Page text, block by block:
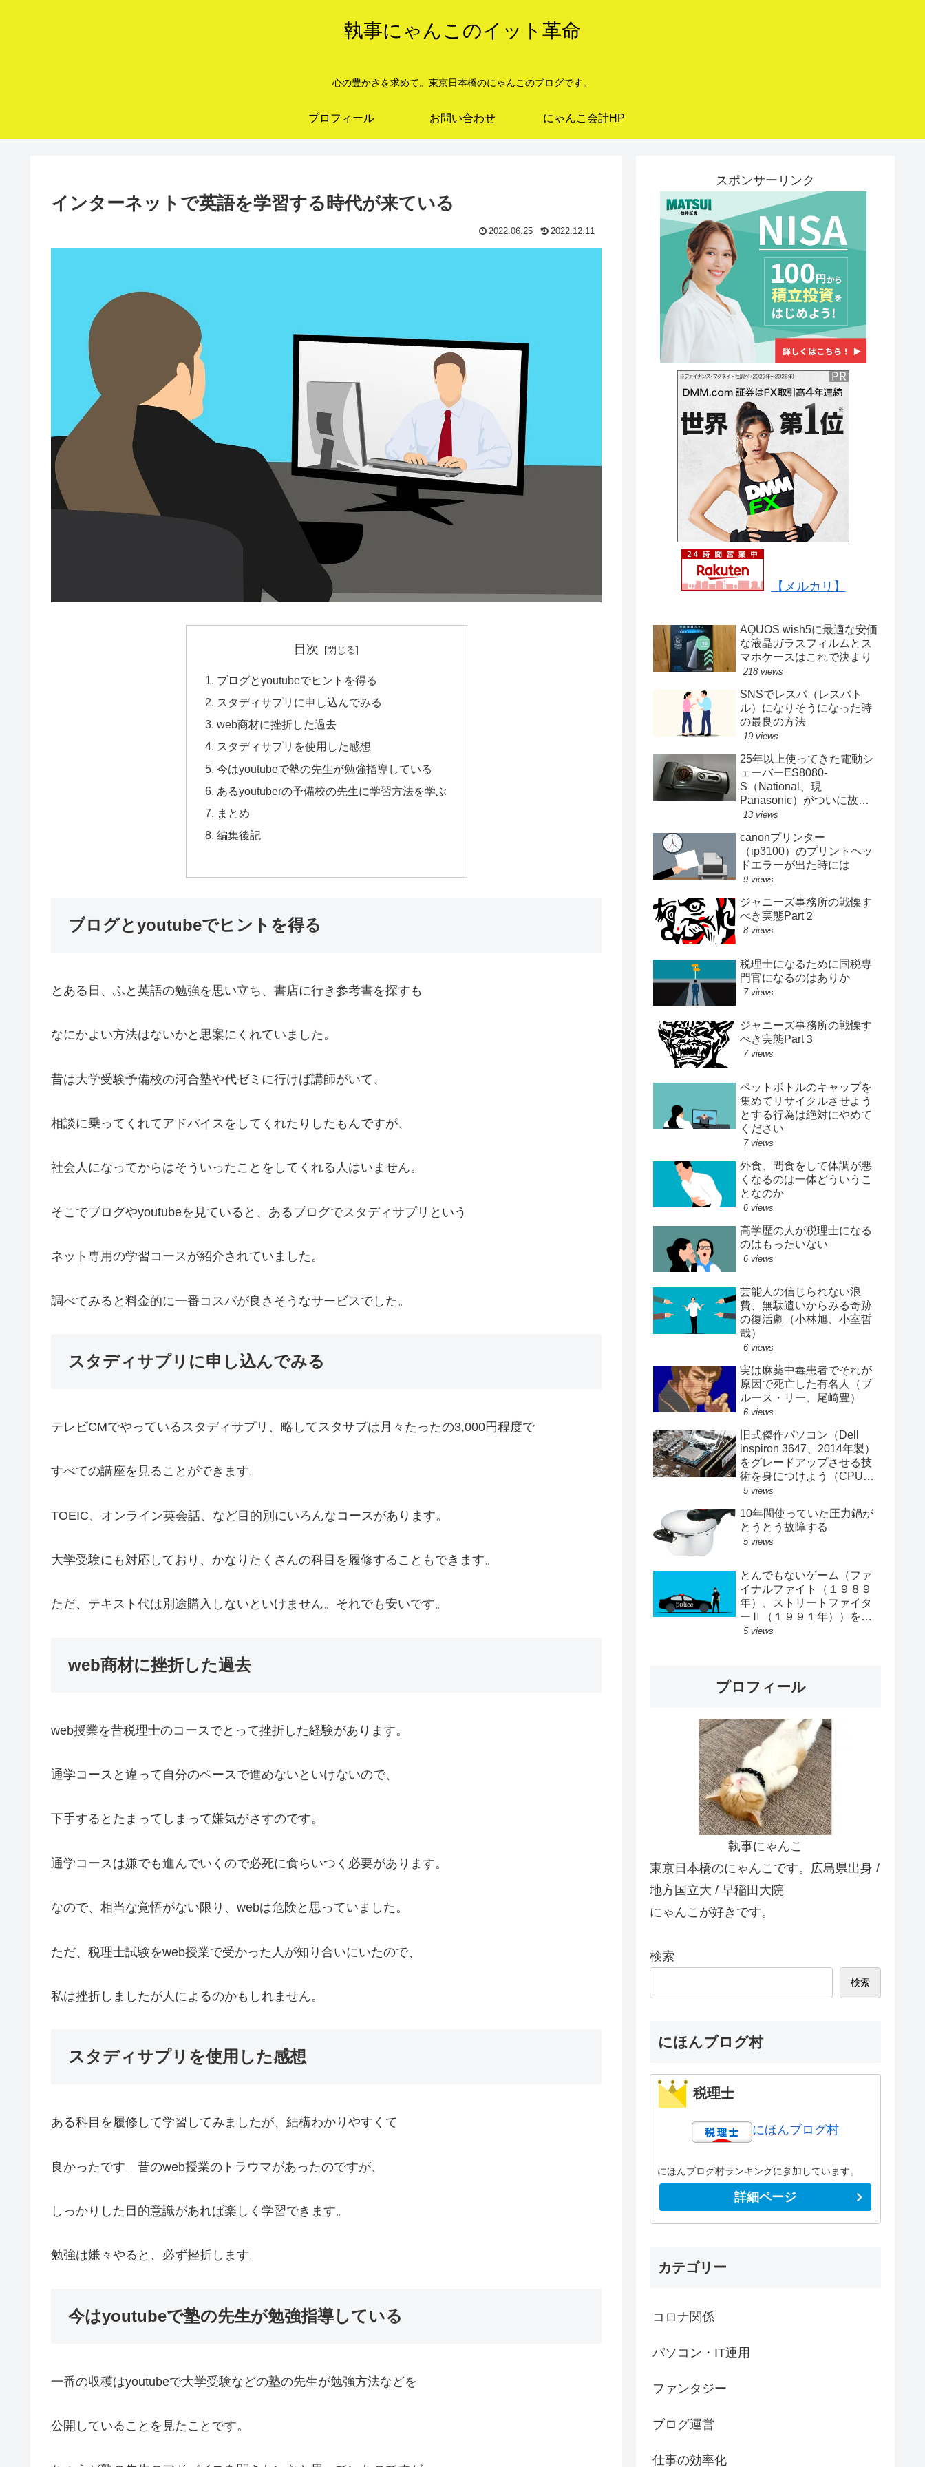
執事にゃんこのイット革命
心の豊かさを求めて。東京日本橋のにゃんこのブログです。
プロフィール お問い合わせ にゃんこ会計HP
インターネットで英語を学習する時代が来ている
2022.06.25 2022.12.11
目次
ブログとyoutubeでヒントを得る
スタディサプリに申し込んでみる
web商材に挫折した過去
スタディサプリを使用した感想
今はyoutubeで塾の先生が勉強指導している
あるyoutuberの予備校の先生に学習方法を学ぶ
まとめ
編集後記
ブログとyoutubeでヒントを得る
とある日、ふと英語の勉強を思い立ち、書店に行き参考書を探すも
なにかよい方法はないかと思案にくれていました。
昔は大学受験予備校の河合塾や代ゼミに行けば講師がいて、
相談に乗ってくれてアドバイスをしてくれたりしたもんですが、
社会人になってからはそういったことをしてくれる人はいません。
そこでブログやyoutubeを見ていると、あるブログでスタディサプリという
ネット専用の学習コースが紹介されていました。
調べてみると料金的に一番コスパが良さそうなサービスでした。
スタディサプリに申し込んでみる
テレビCMでやっているスタディサプリ、略してスタサプは月々たったの3,000円程度で
すべての講座を見ることができます。
TOEIC、オンライン英会話、など目的別にいろんなコースがあります。
大学受験にも対応しており、かなりたくさんの科目を履修することもできます。
ただ、テキスト代は別途購入しないといけません。それでも安いです。
web商材に挫折した過去
web授業を昔税理士のコースでとって挫折した経験があります。
通学コースと違って自分のペースで進めないといけないので、
下手するとたまってしまって嫌気がさすのです。
通学コースは嫌でも進んでいくので必死に食らいつく必要があります。
なので、相当な覚悟がない限り、webは危険と思っていました。
ただ、税理士試験をweb授業で受かった人が知り合いにいたので、
私は挫折しましたが人によるのかもしれません。
スタディサプリを使用した感想
ある科目を履修して学習してみましたが、結構わかりやすくて
良かったです。昔のweb授業のトラウマがあったのですが、
しっかりした目的意識があれば楽しく学習できます。
勉強は嫌々やると、必ず挫折します。
今はyoutubeで塾の先生が勉強指導している
一番の収穫はyoutubeで大学受験などの塾の先生が勉強方法などを
公開していることを見たことです。
スポンサーリンク
【メルカリ】
AQUOS wish5に最適な安価
な液晶ガラスフィルムとス
マホケースはこれで決まり
218 views
SNSでレスバ（レスバト
ル）になりそうになった時
の最良の方法
19 views
25年以上使ってきた電動シ
ェーバーES8080-
S（National、現
Panasonic）がついに故障
する
13 views
canonプリンター
（ip3100）のプリントヘッ
ドエラーが出た時には
9 views
ジャニーズ事務所の戦慄す
べき実態Part２
8 views
税理士になるために国税専
門官になるのはありか
7 views
ジャニーズ事務所の戦慄す
べき実態Part３
7 views
ペットボトルのキャップを
集めてリサイクルさせよう
とする行為は絶対にやめて
ください
7 views
外食、間食をして体調が悪
くなるのは一体どういうこ
となのか
6 views
高学歴の人が税理士になる
のはもったいない
6 views
芸能人の信じられない浪
費、無駄遣いからみる奇跡
の復活劇（小林旭、小室哲
哉）
6 views
実は麻薬中毒患者でそれが
原因で死亡した有名人（ブ
ルース・リー、尾崎豊）
6 views
旧式傑作パソコン（Dell
inspiron 3647、2014年製）
をグレードアップさせる技
術を身につけよう（CPU、
メモリ、SSD交換記録）
5 views
10年間使っていた圧力鍋が
とうとう故障する
5 views
とんでもないゲーム（ファ
イナルファイト（１９８９
年）、ストリートファイタ
ーⅡ（１９９１年））をし
ていた
5 views
プロフィール
執事にゃんこ
東京日本橋のにゃんこです。広島県出身 /
地方国立大 / 早稲田大院
にゃんこが好きです。
検索
検索
にほんブログ村
税理士
にほんブログ村
にほんブログ村ランキングに参加しています。
詳細ページ
カテゴリー
コロナ関係
パソコン・IT運用
ファンタジー
ブログ運営
仕事の効率化